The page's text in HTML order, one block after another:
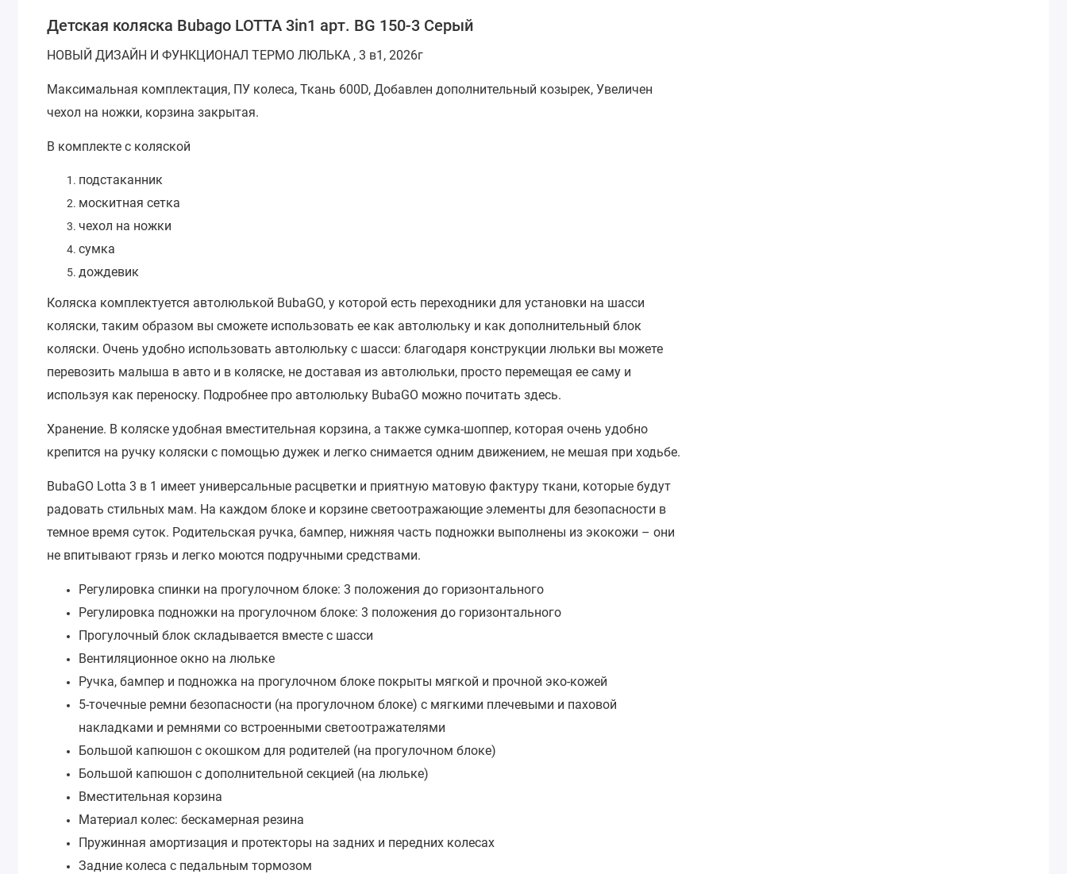
Детская коляска Bubago LOTTA 3in1 арт. BG 150-3 Серый
НОВЫЙ ДИЗАЙН И ФУНКЦИОНАЛ ТЕРМО ЛЮЛЬКА , 3 в1, 2026г
Максимальная комплектация, ПУ колеса, Ткань 600D, Добавлен дополнительный козырек, Увеличен
чехол на ножки, корзина закрытая.
В комплекте с коляской
подстаканник
москитная сетка
чехол на ножки
сумка
дождевик
Коляска комплектуется автолюлькой BubaGO, у которой есть переходники для установки на шасси
коляски, таким образом вы сможете использовать ее как автолюльку и как дополнительный блок
коляски. Очень удобно использовать автолюльку с шасси: благодаря конструкции люльки вы можете
перевозить малыша в авто и в коляске, не доставая из автолюльки, просто перемещая ее саму и
используя как переноску. Подробнее про автолюльку BubaGO можно почитать здесь.
Хранение. В коляске удобная вместительная корзина, а также сумка-шоппер, которая очень удобно
крепится на ручку коляски с помощью дужек и легко снимается одним движением, не мешая при ходьбе.
BubaGO Lotta 3 в 1 имеет универсальные расцветки и приятную матовую фактуру ткани, которые будут
радовать стильных мам. На каждом блоке и корзине светоотражающие элементы для безопасности в
темное время суток. Родительская ручка, бампер, нижняя часть подножки выполнены из экокожи – они
не впитывают грязь и легко моются подручными средствами.
Регулировка спинки на прогулочном блоке: 3 положения до горизонтального
Регулировка подножки на прогулочном блоке: 3 положения до горизонтального
Прогулочный блок складывается вместе с шасси
Вентиляционное окно на люльке
Ручка, бампер и подножка на прогулочном блоке покрыты мягкой и прочной эко-кожей
5-точечные ремни безопасности (на прогулочном блоке) с мягкими плечевыми и паховой
накладками и ремнями со встроенными светоотражателями
Большой капюшон с окошком для родителей (на прогулочном блоке)
Большой капюшон с дополнительной секцией (на люльке)
Вместительная корзина
Материал колес: бескамерная резина
Пружинная амортизация и протекторы на задних и передних колесах
Задние колеса с педальным тормозом